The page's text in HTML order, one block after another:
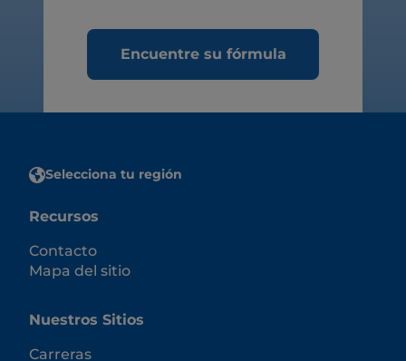
Encuentre su fórmula
Selecciona tu región
Recursos
Contacto
Mapa del sitio
Nuestros Sitios
Carreras